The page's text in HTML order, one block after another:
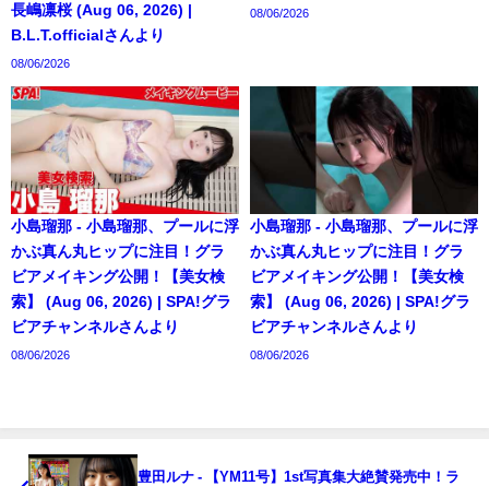
長嶋凛桜 (Aug 06, 2026) |
B.L.T.officialさんより
08/06/2026
08/06/2026
小島瑠那 - 小島瑠那、プールに浮
かぶ真ん丸ヒップに注目！グラ
ビアメイキング公開！【美女検
索】 (Aug 06, 2026) | SPA!グラ
ビアチャンネルさんより
08/06/2026
小島瑠那 - 小島瑠那、プールに浮
かぶ真ん丸ヒップに注目！グラ
ビアメイキング公開！【美女検
索】 (Aug 06, 2026) | SPA!グラ
ビアチャンネルさんより
08/06/2026
豊田ルナ - 【YM11号】1st写真集大絶賛発売中！ラ